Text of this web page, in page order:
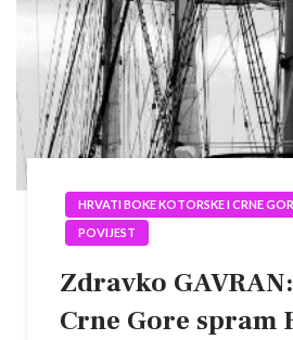
HRVATI BOKE KOTORSKE I CRNE
POVIJEST
Zdravko
Crne Gore spram